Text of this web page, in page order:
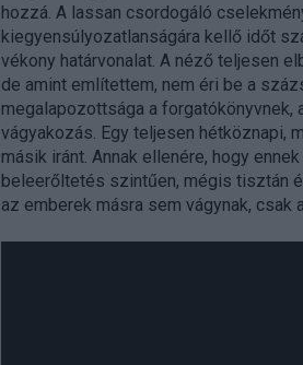
hozzá. A lassan csordogáló
kiegyensúlyozatlanságára kellő időt
vékony határvonalat. A néző teljesen
de amint említettem, nem éri be a
megalapozottsága a
vágyakozás. Egy teljesen hétköznapi,
másik iránt. Annak ellenére, hogy
beleerőltetés szintűen, mégis tisztán
az emberek másra sem vágynak, csak